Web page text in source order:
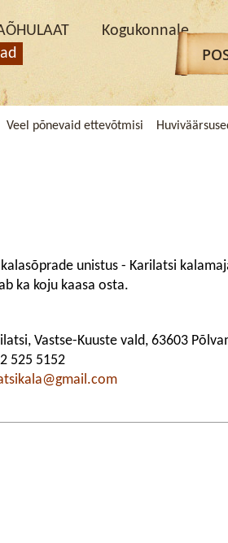
Kogukonnale
Veel põnevaid ettevõtmisi
unistus - Karilatsi
ka koju kaasa osta.
Vastse-Kuuste vald, 63603
525 5152